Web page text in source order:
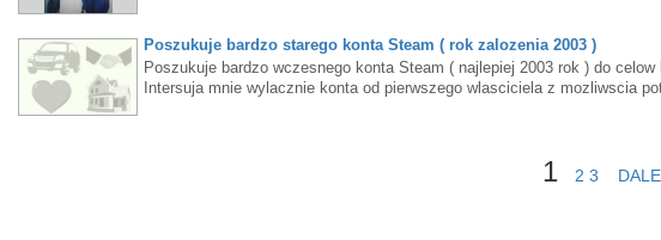
Poszukuje bardzo starego konta Steam ( rok zalozenia 2003 )
Poszukuje bardzo wczesnego konta Steam ( najlepiej 2003 rok ) do
Intersuja mnie wylacznie konta od pierwszego wlasciciela z mozliwscia
1 2 3